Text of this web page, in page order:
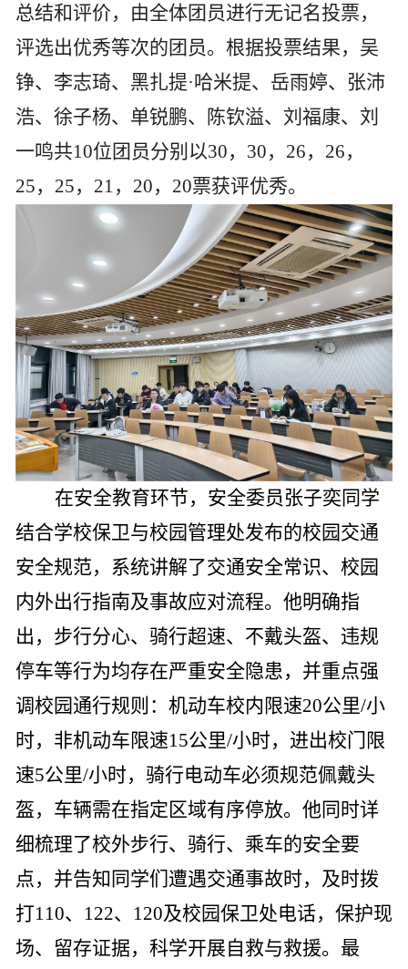
总结和评价，由全体团员进行无记名投票，
评选出优秀等次的团员。根据投票结果，吴
铮、李志琦、黑扎提·哈米提、岳雨婷、张沛
浩、徐子杨、单锐鹏、陈钦溢、刘福康、刘
一鸣共10位团员分别以30， 30， 26， 26，
25， 25， 21， 20， 20票获评优秀。
在安全教育环节，安全委员张子奕同学
结合学校保卫与校园管理处发布的校园交通
安全规范，系统讲解了交通安全常识、校园
内外出行指南及事故应对流程。他明确指
出，步行分心、骑行超速、不戴头盔、违规
停车等行为均存在严重安全隐患，并重点强
调校园通行规则：机动车校内限速20公里/小
时，非机动车限速15公里/小时，进出校门限
速5公里/小时，骑行电动车必须规范佩戴头
盔，车辆需在指定区域有序停放。他同时详
细梳理了校外步行、骑行、乘车的安全要
点，并告知同学们遭遇交通事故时，及时拨
打110、 122、 120及校园保卫处电话，保护现
场、留存证据，科学开展自救与救援。最